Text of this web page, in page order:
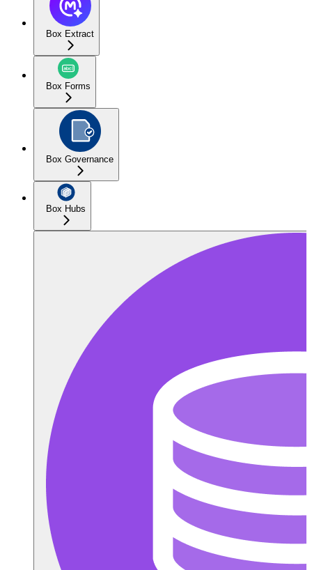
Box Extract
Box Forms
Box Governance
Box Hubs